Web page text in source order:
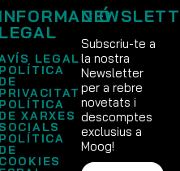
INFORMACIÓ
LEGAL
LEGAL
POLÍTICA
DE
POLÍTICA
DE XARXES
SOCIALS
POLÍTICA
DE
COOKIES
Subscriu-te a
la nostra
Newsletter
per a rebre
novetats i
descomptes
exclusius a
Moog!